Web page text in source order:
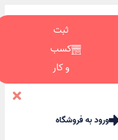
ثبت
کسب
و کار
ورود به فروشگاه